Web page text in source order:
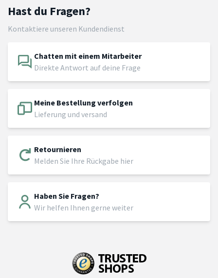
Hast du Fragen?
Kontaktiere unseren Kundendienst
Chatten mit einem Mitarbeiter
Direkte Antwort auf deine Frage
Meine Bestellung verfolgen
Lieferung und versand
Retournieren
Melden Sie Ihre Rückgabe hier
Haben Sie Fragen?
Wir helfen Ihnen gerne weiter